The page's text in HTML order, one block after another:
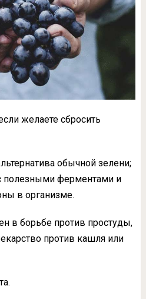
желаете сбросить
обычной зелени;
полезными ферментами и
в организме.
в борьбе против простуды,
против кашля или